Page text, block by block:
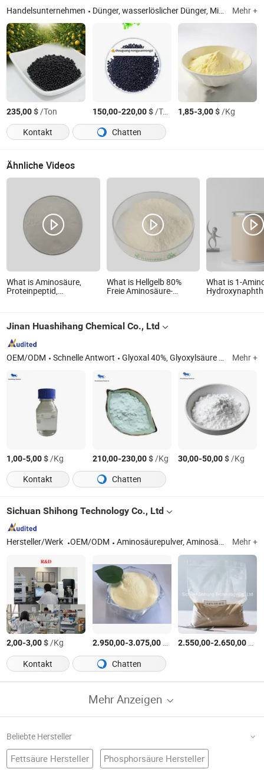
Handelsunternehmen Dünger, wasserlöslicher Dünger, Mischdünger, NPK, Tensid Rh-Schwefel, Rh-Schwefel Mehr +
235,00$/Ton 150,00-220,00$/Ton 1,85-3,00$/Kg
Kontakt
Chatten
Ähnliche Videos
What is Aminosäure,
Proteinpeptid,
What is Hellgelb 80%
Freie Aminosäure-
What is 1-
Jinan Huashihang Chemical Co., Ltd
OEM/ODM Schnelle Antwort Glyoxal 40%, Glyoxylsäure 50% 99%, Glycolsäure 70% 99%, Cystaminhydrochlorid, Levulinsäure, Thymol, kosmetische Materialien, organisches Zwischenprodukt Mehr +
1,00-5,00$/Kg 210,00-230,00$/Kg 30,00-50,00$/Kg
Kontakt
Chatten
Sichuan Shihong Technology Co., Ltd
Hersteller/Werk OEM/ODM Aminosäurepulver, Aminosäureflüssigkeit Mehr +
2,00-3,00$/Kg 2.950,00-3.075,00$ /Ton2.550,00-2.650,00
/
Kontakt
Chatten
Mehr Anzeigen
Beliebte Hersteller
Fettsäure Hersteller Phosphorsäure Hersteller